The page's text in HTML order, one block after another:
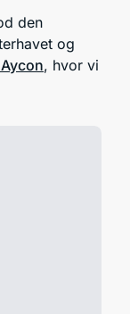
den
og
, hvor vi